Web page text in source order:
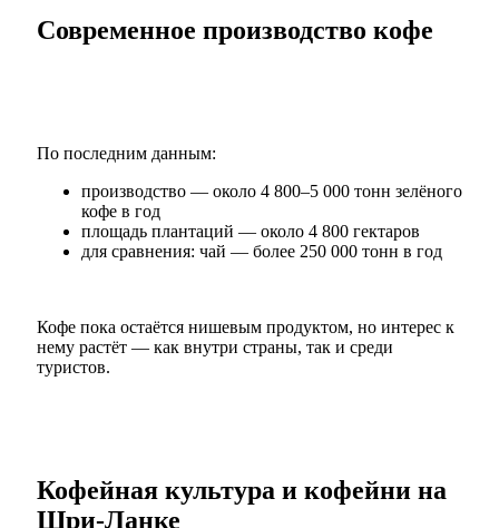
Современное производство кофе
По последним данным:
производство — около 4 800–5 000 тонн зелёного
кофе в год
площадь плантаций — около 4 800 гектаров
для сравнения: чай — более 250 000 тонн в год
Кофе пока остаётся нишевым продуктом, но интерес к
нему растёт — как внутри страны, так и среди
туристов.
Кофейная культура и кофейни на
Шри-Ланке